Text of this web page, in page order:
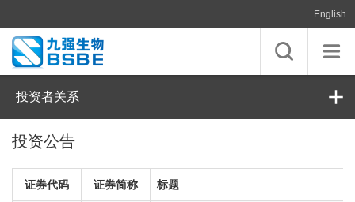
English
投资者关系
投资公告
证券代码 证券简称 标题